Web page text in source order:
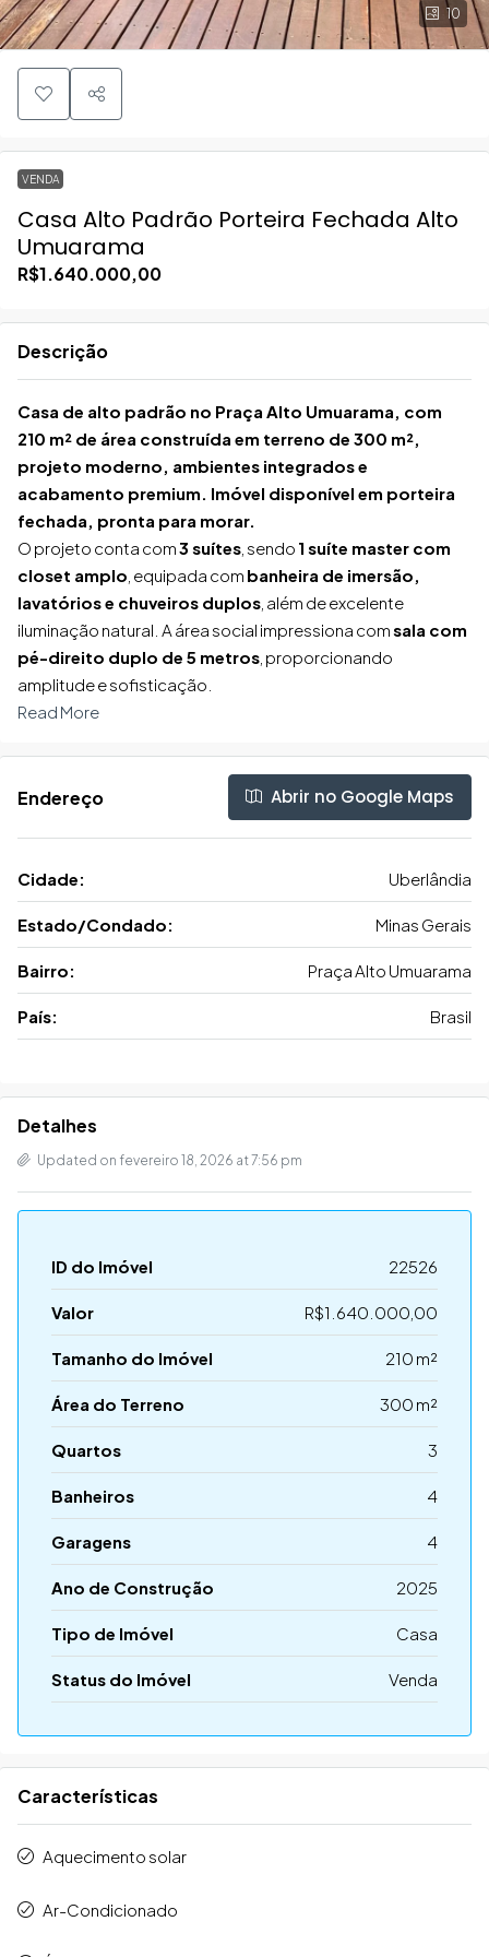
10
VENDA
Casa Alto Padrão Porteira Fechada Alto
Umuarama
R$1.640.000,00
Descrição
Casa de alto padrão no Praça Alto Umuarama, com
210 m² de área construída em terreno de 300 m²,
projeto moderno, ambientes integrados e
acabamento premium. Imóvel disponível em porteira
fechada, pronta para morar.
O projeto conta com3 suítes , sendo 1 suíte master com
closet amplo , equipada com banheira de imersão,
lavatórios e chuveiros duplos , além de excelente
iluminação natural. A área social impressiona comsala com
pé-direito duplo de 5 metros , proporcionando
amplitude e sofisticação.
Read More
Endereço Abrir no Google Maps
Cidade: Uberlândia
Estado/Condado: Minas Gerais
Bairro: Praça Alto Umuarama
País: Brasil
Detalhes
Updated on fevereiro 18, 2026 at 7:56 pm
ID do Imóvel 22526
Valor R$1.640.000,00
Tamanho do Imóvel 210 m²
Área do Terreno 300 m²
Quartos 3
Banheiros 4
Garagens 4
Ano de Construção 2025
Tipo de Imóvel Casa
Status do Imóvel Venda
Características
Aquecimento solar
Ar-Condicionado